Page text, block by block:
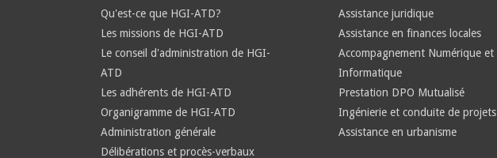
Qu'est-ce que HGI-ATD?
Les missions de HGI-ATD
Le conseil d'administration de HGI-
ATD
Les adhérents de HGI-ATD
Organigramme de HGI-ATD
Administration générale
Délibérations et procès-verbaux
Assistance juridique
Assistance en finances locales
Accompagnement Numérique et
Informatique
Prestation DPO Mutualisé
Ingénierie et conduite de projets
Assistance en urbanisme